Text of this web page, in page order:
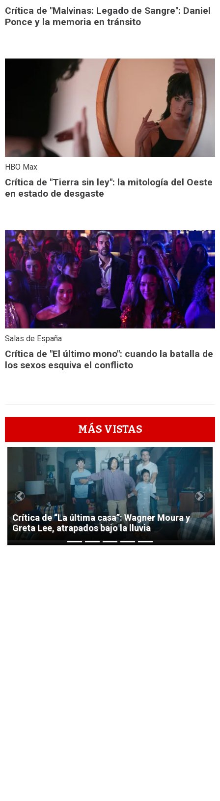
Crítica de "Malvinas: Legado de Sangre": Daniel
Ponce y la memoria en tránsito
HBO Max
Crítica de "Tierra sin ley": la mitología del Oeste
en estado de desgaste
Salas de España
Crítica de "El último mono": cuando la batalla de
los sexos esquiva el conflicto
MÁS VISTAS
1
Crítica de “La última casa”: Wagner Moura y
Greta Lee, atrapados bajo la lluvia
Previous Next